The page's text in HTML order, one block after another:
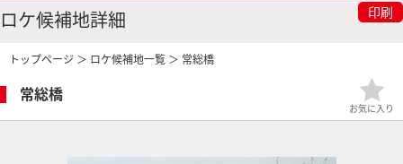
ロケ候補地詳細 印刷
トップページ ＞ ロケ候補地一覧 ＞ 常総橋
常総橋
お気に入り